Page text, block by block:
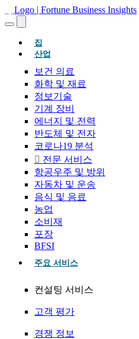
집(현재의)
산업
보건 의료
화학 및 재료
정보기술
기계 장비
에너지 및 전력
반도체 및 전자
코로나19 분석
전문 서비스
항공우주 및 방위
자동차 및 운송
음식 및 음료
농업
소비재
포장
BFSI
주요 서비스
컨설팅 서비스
고객 평가
경쟁 정보